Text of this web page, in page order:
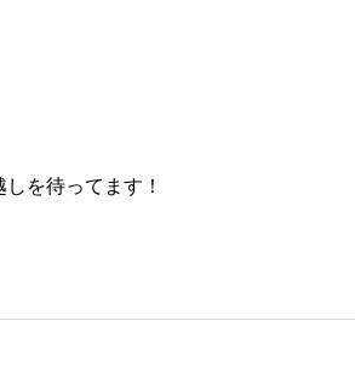
を待ってます！